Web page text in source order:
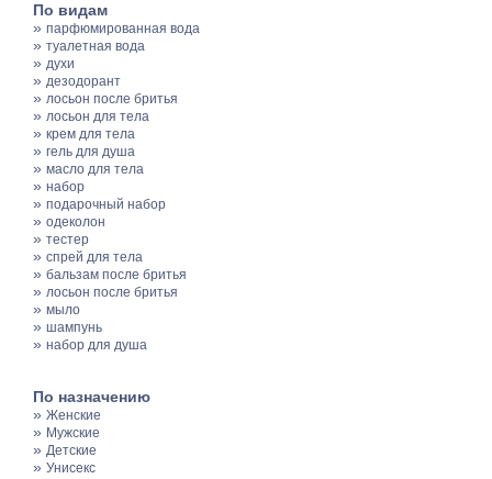
По видам
» парфюмированная вода
» туалетная вода
» духи
» дезодорант
» лосьон после бритья
» лосьон для тела
» крем для тела
» гель для душа
» масло для тела
» набор
» подарочный набор
» одеколон
» тестер
» спрей для тела
» бальзам после бритья
» лосьон после бритья
» мыло
» шампунь
» набор для душа
По назначению
» Женские
» Мужские
» Детские
» Унисекс